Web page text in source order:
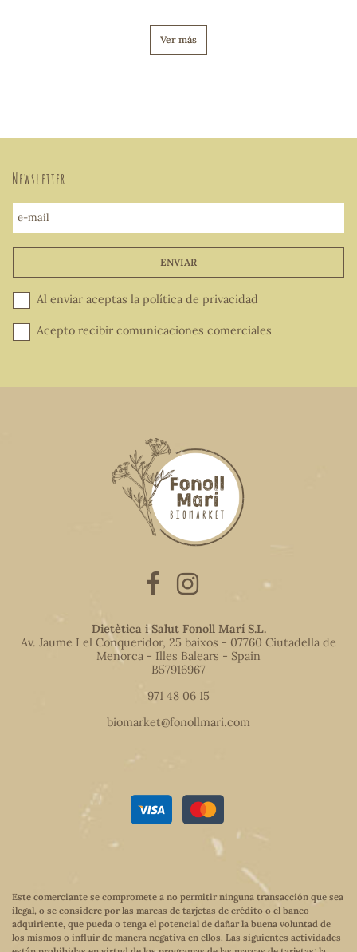
Ver más
Newsletter
e-mail
ENVIAR
Al enviar aceptas la política de privacidad
Acepto recibir comunicaciones comerciales
Dietètica i Salut Fonoll Marí S.L.
Av. Jaume I el Conqueridor, 25 baixos - 07760 Ciutadella de
Menorca - Illes Balears - Spain
B57916967
971 48 06 15
biomarket@fonollmari.com
Este comerciante se compromete a no permitir ninguna transacción que sea
ilegal, o se considere por las marcas de tarjetas de crédito o el banco
adquiriente, que pueda o tenga el potencial de dañar la buena voluntad de
los mismos o influir de manera negativa en ellos. Las siguientes actividades